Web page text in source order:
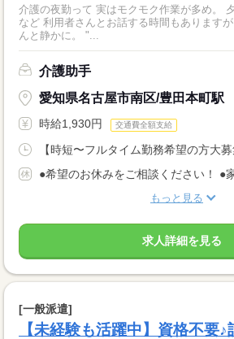
介護の夜勤って 実はモクモク作業が多め。 夕食や着替えのお手伝い
など 利用者さんとお話する時間もあります
んと静かに。 "...
介護助手
愛知県名古屋市南区/豊田本町駅
時給1,930円 交通費全額支給
【時短〜フルタイム勤務希望の方大募
●希望のお休みをご相談ください！ ●家
もっと見る
求人詳細を見る
[一般派遣]
【未経験も活躍中】資格不要